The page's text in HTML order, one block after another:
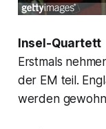
Insel-Quartett
Erstmals
der EM teil.
werden